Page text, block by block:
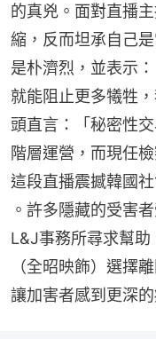
的真兇。面對直播
縮，反而坦承自己
是朴濟烈，並表示
就能阻止更多犧牲
頭直言：「秘密性
階層運營，而現任
這段直播震撼韓國
。許多隱藏的受害
L&J事務所尋求幫
（全昭映飾）選擇
讓加害者感到更深的